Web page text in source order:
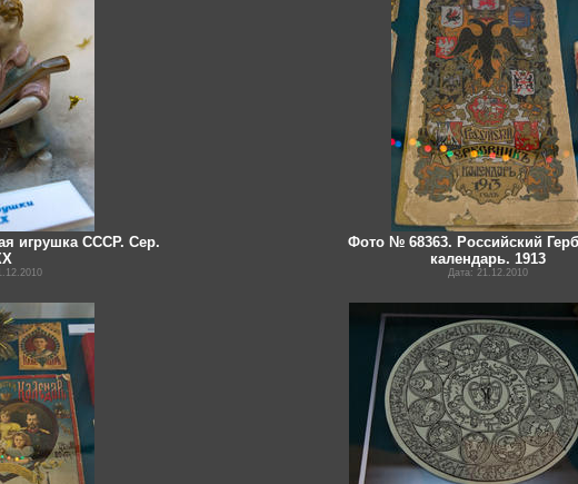
игрушка СССР. Сер.
Фото № 68363. Российский
календарь. 1913
Дата: 21.12.2010